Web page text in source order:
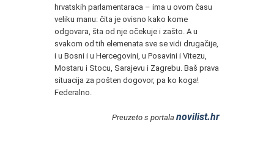
hrvatskih parlamentaraca – ima u ovom času
veliku manu: čita je ovisno kako kome
odgovara, šta od nje očekuje i zašto. A u
svakom od tih elemenata sve se vidi drugačije,
i u Bosni i u Hercegovini, u Posavini i Vitezu,
Mostaru i Stocu, Sarajevu i Zagrebu. Baš prava
situacija za pošten dogovor, pa ko koga!
Federalno.
Preuzeto s portala novilist.hr